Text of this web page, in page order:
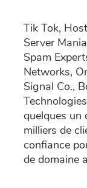
Tik Tok,
Server
Spam
Networks,
Signal Co.,
quelques un
milliers de
confiance
de domaine